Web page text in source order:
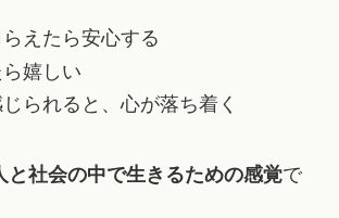
えたら安心する
嬉しい
られると、心が落ち着く
と社会の中で生きるための感覚で